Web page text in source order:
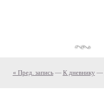
« Пред. запись— К дневнику —